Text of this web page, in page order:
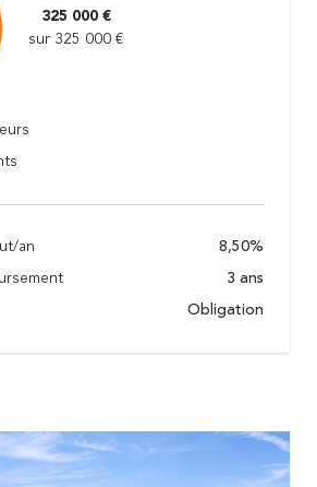
325 000 €
sur 325 000 €
an 8,50%
3 ans
Obligation